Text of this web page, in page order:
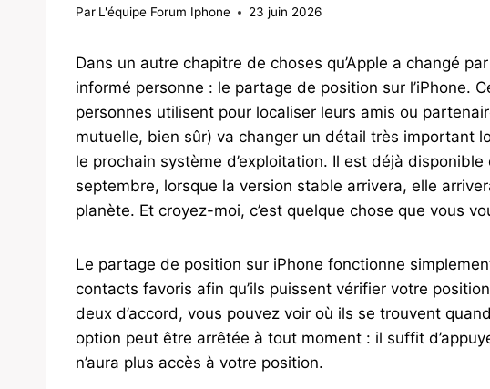
Par L'équipe Forum Iphone 23 juin 2026
Dans un autre chapitre de choses qu’Apple a changé
informé personne : le partage de position sur l’iPhone.
personnes utilisent pour localiser leurs amis ou
mutuelle, bien sûr) va changer un détail très important
le prochain système d’exploitation. Il est déjà
septembre, lorsque la version stable arrivera, elle
planète. Et croyez-moi, c’est quelque chose que vous
Le partage de position sur iPhone fonctionne
contacts favoris afin qu’ils puissent vérifier votre
deux d’accord, vous pouvez voir où ils se trouvent
option peut être arrêtée à tout moment : il suffit
n’aura plus accès à votre position.